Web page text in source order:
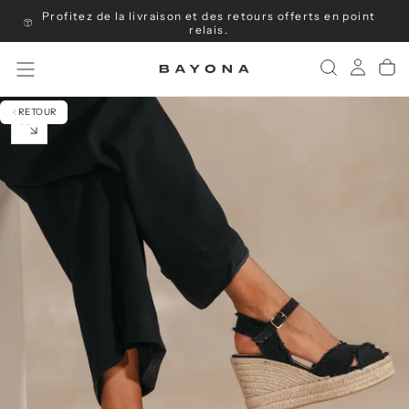
Passer
au
Profitez de la livraison et des retours offerts en point
relais.
RETOUR
OUVRIR
0
DANS
FENÊTRE
MODALE